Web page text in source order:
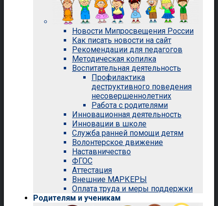
Новости Мипросвещения России
Как писать новости на сайт
Рекомендации для педагогов
Методическая копилка
Воспитательная деятельность
Профилактика
деструктивного поведения
несовершеннолетних
Работа с родителями
Инновационная деятельность
Инновации в школе
Служба ранней помощи детям
Волонтерское движение
Наставничество
ФГОС
Аттестация
Внешние МАРКЕРЫ
Оплата труда и меры поддержки
Родителям и ученикам